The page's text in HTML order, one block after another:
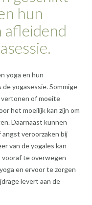
hun
afleidend
yoga en hun
yogasessie. Sommige
vertonen of moeite
het moeilijk kan zijn om
Daarnaast kunnen
veroorzaken bij
van de yogales kan
vooraf te overwegen
en ervoor te zorgen
levert aan de